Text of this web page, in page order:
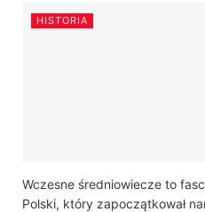
HISTORIA
Wczesne średniowiecze to
Polski, który zapoczątkował